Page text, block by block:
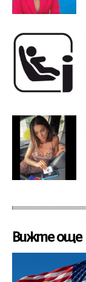
Вижте още